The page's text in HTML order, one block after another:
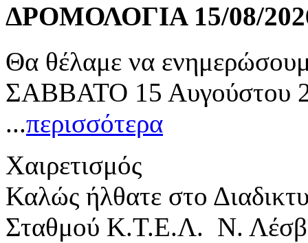
ΔΡΟΜΟΛΟΓΙΑ 15/08/
Θα θέλαμε να
ΣΑΒΒΑΤΟ 15 Αυγούστου
...περισσότερα
Χαιρετισμός
Καλώς ήλθατε στο
Σταθμού Κ.Τ.Ε.Λ. Ν.